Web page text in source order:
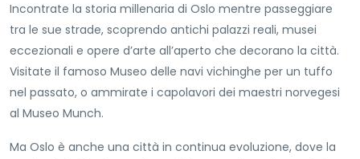
Incontrate la storia millenaria di Oslo mentre passeggiare
tra le sue strade, scoprendo antichi palazzi reali, musei
eccezionali e opere d’arte all’aperto che decorano la città.
Visitate il famoso Museo delle navi vichinghe per un tuffo
nel passato, o ammirate i capolavori dei maestri norvegesi
al Museo Munch.
Ma Oslo è anche una città in continua evoluzione, dove la